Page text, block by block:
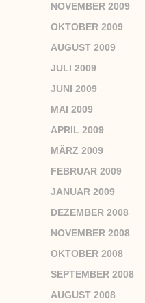
NOVEMBER 2009
OKTOBER 2009
AUGUST 2009
JULI 2009
JUNI 2009
MAI 2009
APRIL 2009
MÄRZ 2009
FEBRUAR 2009
JANUAR 2009
DEZEMBER 2008
NOVEMBER 2008
OKTOBER 2008
SEPTEMBER 2008
AUGUST 2008